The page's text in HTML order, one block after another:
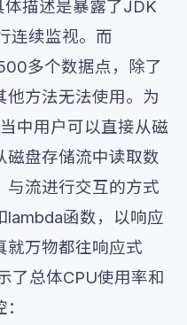
描述是暴露了JDK
连续监视。而
多个数据点，除了
他方法无法使用。为
中用户可以直接从磁
磁盘存储流中读取数
与流进行交互的方式
lambda函数，以响应
就万物都往响应式
了总体CPU使用率和